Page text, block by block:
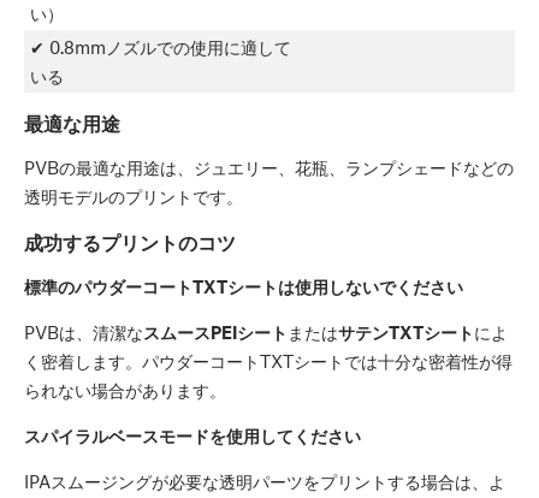
い）
✔ 0.8mmノズルでの使用に適して
いる
最適な用途
PVBの最適な用途は、ジュエリー、花瓶、ランプシェードなどの
透明モデルのプリントです。
成功するプリントのコツ
標準のパウダーコートTXTシートは使用しないでください
PVBは、清潔なスムースPEIシート またはサテンTXTシートによ
く密着します。パウダーコートTXTシートでは十分な密着性が得
られない場合があります。
スパイラルベースモードを使用してください
IPAスムージングが必要な透明パーツをプリントする場合は、よ